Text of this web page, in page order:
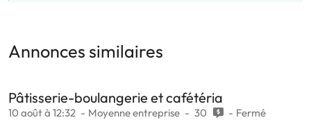
Annonces similaires
Pâtisserie-boulangerie et cafétéria
10 août à 12:32 Moyenne entreprise 30 Fermé